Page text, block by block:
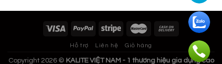
Hỗ trợ Liên hệ Giỏ hàng
Copyright 2026 © KALITE VIỆT NAM - 1 thương hiệu gia dụng cao